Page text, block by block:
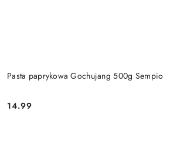
Pasta paprykowa Gochujang 500g Sempio
Cena:
14.99